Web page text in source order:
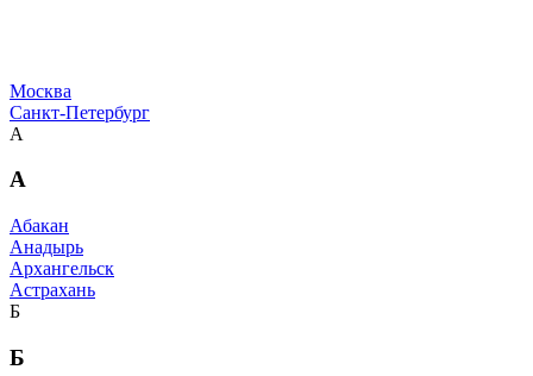
Москва
Санкт-Петербург
А
А
Абакан
Анадырь
Архангельск
Астрахань
Б
Б